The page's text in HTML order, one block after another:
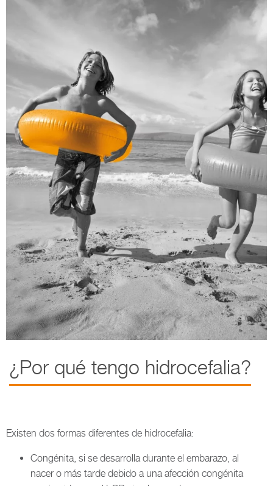
¿Por qué tengo hidrocefalia?
Existen dos formas diferentes de hidrocefalia:
Congénita, si se desarrolla durante el embarazo, al
nacer o más tarde debido a una afección congénita